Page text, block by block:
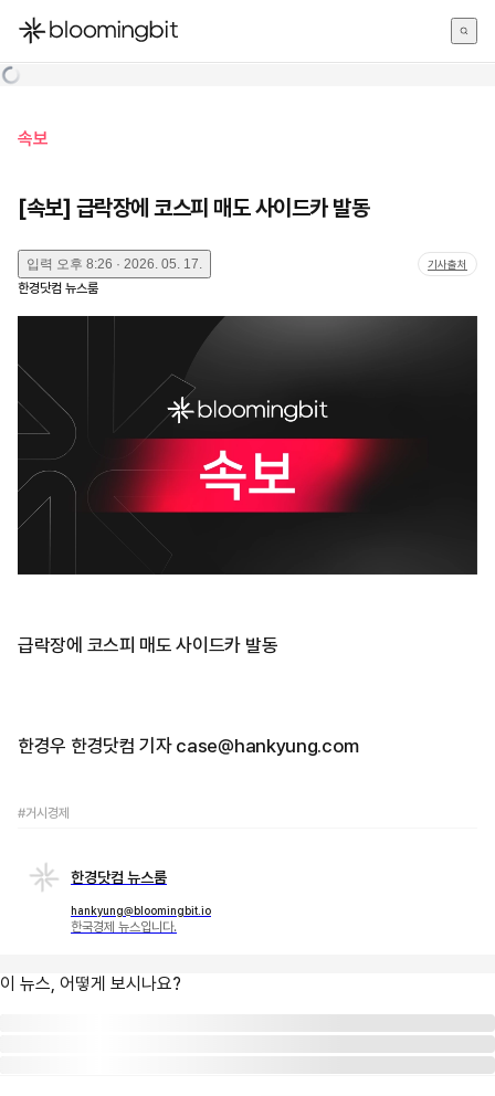
한국어
속보
[속보] 급락장에 코스피 매도 사이드카 발동
입력 오후 8:26 · 2026. 05. 17. 기사출처
한경닷컴 뉴스룸
급락장에 코스피 매도 사이드카 발동
한경우 한경닷컴 기자 case@hankyung.com
#거시경제
한경닷컴 뉴스룸
hankyung@bloomingbit.io
한국경제 뉴스입니다.
이 뉴스, 어떻게 보시나요?